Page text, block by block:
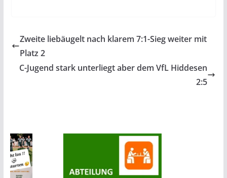
Zweite liebäugelt nach klarem 7:1-Sieg weiter mit
Platz 2
C-Jugend stark unterliegt aber dem VfL Hiddesen
2:5